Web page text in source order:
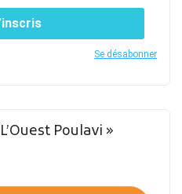
Se désabonner
Poulavi »